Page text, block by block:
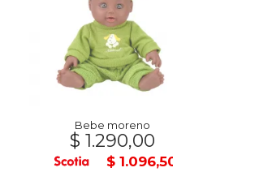
Bebe moreno
$ 1.290,00
$ 1.096,50